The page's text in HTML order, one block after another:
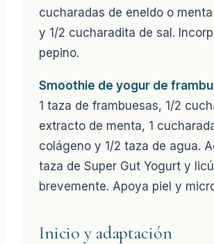
cucharadas de eneldo o
y 1/2 cucharadita de sal.
pepino.
Smoothie de yogur de
1 taza de frambuesas, 1/2
extracto de menta, 1
colágeno y 1/2 taza de agua.
taza de Super Gut Yogurt y
brevemente. Apoya piel y
Inicio y adaptación